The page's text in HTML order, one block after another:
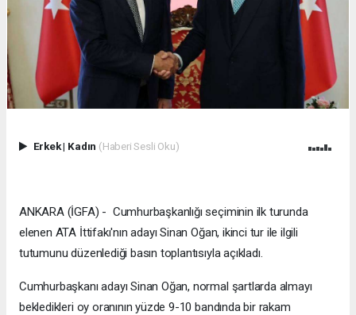
Erkek| Kadın (Haberi Sesli Oku)
ANKARA (İGFA) - Cumhurbaşkanlığı seçiminin ilk turunda
elenen ATA İttifakı'nın adayı Sinan Oğan, ikinci tur ile ilgili
tutumunu düzenlediği basın toplantısıyla açıkladı.
Cumhurbaşkanı adayı Sinan Oğan, normal şartlarda almayı
bekledikleri oy oranının yüzde 9-10 bandında bir rakam